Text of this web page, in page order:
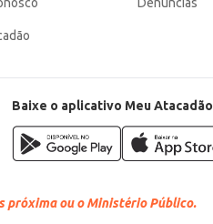
Baixe o aplicativo Meu Atacadão
próxima ou o Ministério Público.